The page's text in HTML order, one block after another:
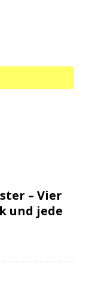
– Vier
und jede